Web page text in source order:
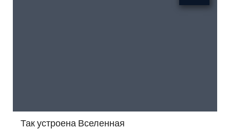
Так устроена Вселенная